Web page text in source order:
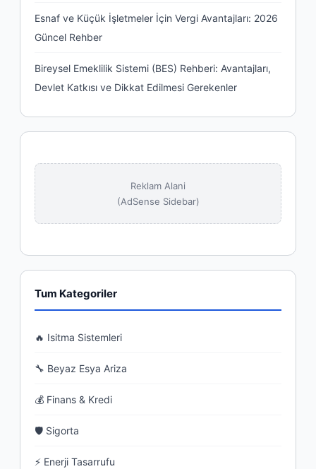
Esnaf ve Küçük İşletmeler İçin Vergi Avantajları: 2026
Güncel Rehber
Bireysel Emeklilik Sistemi (BES) Rehberi: Avantajları,
Devlet Katkısı ve Dikkat Edilmesi Gerekenler
Reklam Alani
(AdSense Sidebar)
Tum Kategoriler
🔥 Isitma Sistemleri
🔧 Beyaz Esya Ariza
💰 Finans & Kredi
🛡 Sigorta
⚡ Enerji Tasarrufu